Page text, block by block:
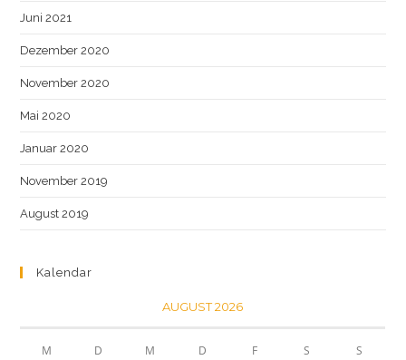
Juni 2021
Dezember 2020
November 2020
Mai 2020
Januar 2020
November 2019
August 2019
Kalendar
AUGUST 2026
M D M D F S S